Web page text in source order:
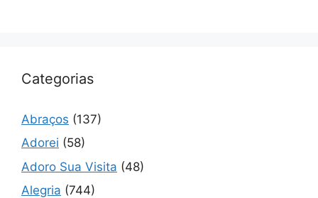
Categorias
Abraços (137)
Adorei (58)
Adoro Sua Visita (48)
Alegria (744)